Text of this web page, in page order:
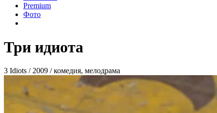
Premium
Фото
Три идиота
3 Idiots / 2009 / комедия, мелодрама